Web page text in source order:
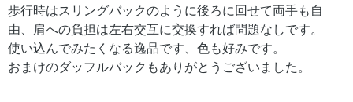
歩行時はスリングバックのように後ろに回せて両手も自
由、肩への負担は左右交互に交換すれば問題なしです。
使い込んでみたくなる逸品です、色も好みです。
おまけのダッフルバックもありがとうございました。